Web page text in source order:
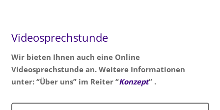
Videosprechstunde
Wir bieten Ihnen auch eine Online
Videosprechstunde an. Weitere Informationen
unter: “Über uns” im Reiter “Konzept” .